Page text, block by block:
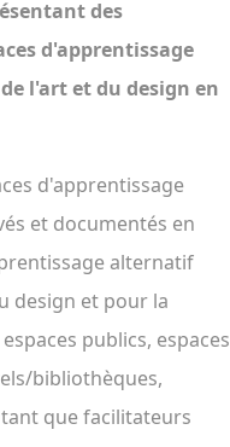
des
d'apprentissage
l'art et du design en
d'apprentissage
et documentés en
alternatif
design et pour la
publics, espaces
bibliothèques,
que facilitateurs